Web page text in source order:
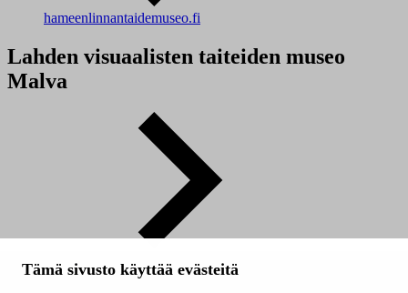
Tämä sivusto käyttää evästeitä
hameenlinnantaidemuseo.fi
Lahden visuaalisten taiteiden museo
Malva
malvamuseo.fi